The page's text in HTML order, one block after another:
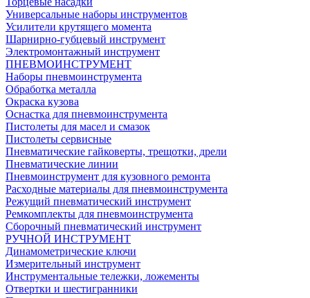
Универсальные наборы инструментов
Усилители крутящего момента
Шарнирно-губцевый инструмент
Электромонтажный инструмент
ПНЕВМОИНСТРУМЕНТ
Наборы пневмоинструмента
Обработка металла
Окраска кузова
Оснастка для пневмоинструмента
Пистолеты для масел и смазок
Пистолеты сервисные
Пневматические гайковерты, трещотки, дрели
Пневматические линии
Пневмоинструмент для кузовного ремонта
Расходные материалы для пневмоинструмента
Режущий пневматический инструмент
Ремкомплекты для пневмоинструмента
Сборочный пневматический инструмент
РУЧНОЙ ИНСТРУМЕНТ
Динамометрические ключи
Измерительный инструмент
Инструментальные тележки, ложементы
Отвертки и шестигранники